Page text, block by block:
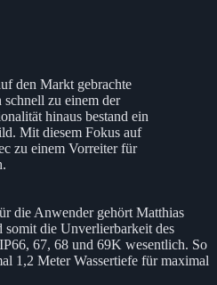
den Markt gebrachte
schnell zu einem der
hinaus bestand ein
Mit diesem Fokus auf
zu einem Vorreiter für
die Anwender gehört Matthias
somit die Unverlierbarkeit des
67, 68 und 69K wesentlich. So
1,2 Meter Wassertiefe für maximal